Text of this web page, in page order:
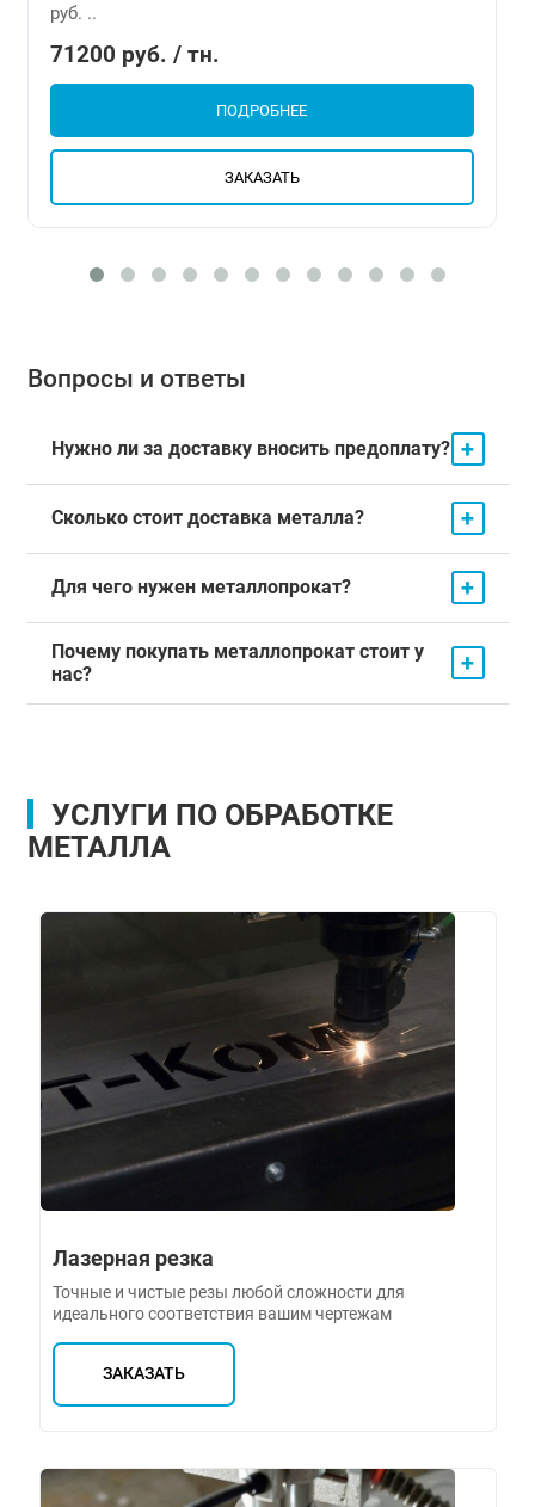
руб. ..
71200 руб. / тн.
ПОДРОБНЕЕ
ЗАКАЗАТЬ
Вопросы и ответы
Нужно ли за доставку вносить предоплату? +
Сколько стоит доставка металла? +
Для чего нужен металлопрокат? +
Почему покупать металлопрокат стоит у
нас?
+
УСЛУГИ ПО ОБРАБОТКЕ
МЕТАЛЛА
Лазерная резка
Точные и чистые резы любой сложности для
идеального соответствия вашим чертежам
ЗАКАЗАТЬ